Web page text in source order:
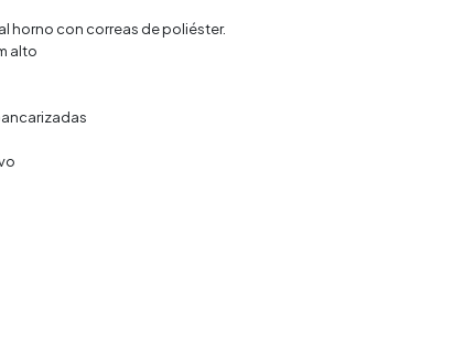
horno con correas de poliéster.
alto